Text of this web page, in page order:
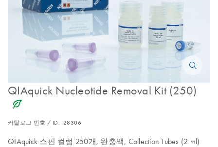
QIAquick Nucleotide Removal Kit (250)
icon_0368_ls_gen_eco_friendly-s
카탈로그 번호 / ID. 28306
QIAquick 스핀 컬럼 250개, 완충액, Collection Tubes (2 ml)